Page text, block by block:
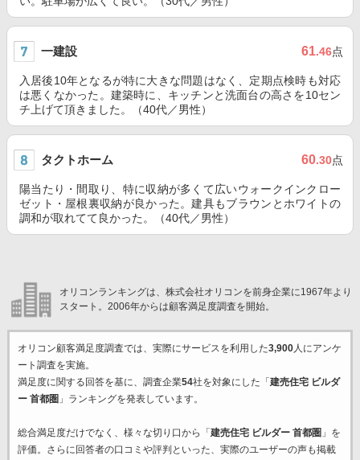
一建設 61.46点
入居後10年となるが特に大きな問題はなく、定期点検時も対応
は悪くなかった。建築時に、キッチンと洗面台の高さを10セン
チ上げて頂きました。（40代／男性）
タクトホーム 60.30点
陽当たり・間取り、特に収納が多くて広いウォークインクロー
ゼット・屋根裏収納が良かった。建具もブラウンとホワイトの
調和が取れてて良かった。（40代／男性）
オリコンランキングは、株式会社オリコンを前身企業に1967年より
スタート。2006年からは顧客満足度調査を開始。
オリコン顧客満足度調査では、実際にサービスを利用した3,900人にアンケ
ート調査を実施。
満足度に関する回答を基に、調査企業54社を対象にした「 建売住宅 ビルダ
ー 首都圏 」ランキングを発表しています。
総合満足度だけでなく、様々な切り口から「 建売住宅 ビルダー 首都圏 」を
評価。さらに回答者の口コミや評判といった、実際のユーザーの声も掲載